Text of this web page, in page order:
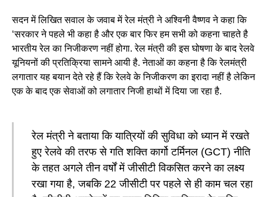
सदन में लिखित सवाल के जवाब में रेल मंत्री ने अश्विनी वैष्णव ने कहा कि
‘सरकार ने पहले भी कहा है और एक बार फिर हम सभी को कहना चाहते है
भारतीय रेल का निजीकरण नहीं होगा. रेल मंत्री की इस घोषणा के बाद रेलवे
यूनियनों की प्रतिक्रिया सामने आयी है. नेताओं का कहना है कि रेलमंत्री
लगातार यह बयान देते रहे हैं कि रेलवे के निजीकरण का इरादा नहीं है लेकिन
एक के बाद एक सेवाओं को लगातार निजी हाथों में दिया जा रहा है.
रेल मंत्री ने बताया कि यात्रियों की सुविधा को ध्यान में रखते
हुए रेलवे की तरफ से गति शक्ति कार्गो टर्मिनल (GCT) नीति
के तहत अगले तीन वर्षों में जीसीटी विकसित करने का लक्ष्य
रखा गया है, जबकि 22 जीसीटी पर पहले से ही काम चल रहा